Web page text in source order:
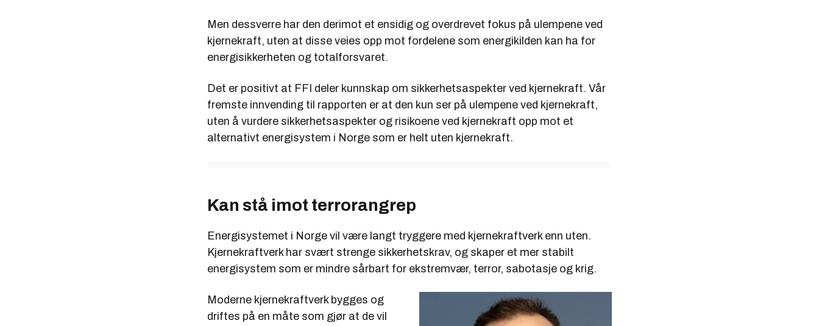
Men dessverre har den derimot et ensidig og overdrevet fokus på ulempene ved
kjernekraft, uten at disse veies opp mot fordelene som energikilden kan ha for
energisikkerheten og totalforsvaret.
Det er positivt at FFI deler kunnskap om sikkerhetsaspekter ved kjernekraft. Vår
fremste innvending til rapporten er at den kun ser på ulempene ved kjernekraft,
uten å vurdere sikkerhetsaspekter og risikoene ved kjernekraft opp mot et
alternativt energisystem i Norge som er helt uten kjernekraft.
Kan stå imot terrorangrep
Energisystemet i Norge vil være langt tryggere med kjernekraftverk enn uten.
Kjernekraftverk har svært strenge sikkerhetskrav, og skaper et mer stabilt
energisystem som er mindre sårbart for ekstremvær, terror, sabotasje og krig.
Moderne kjernekraftverk bygges og
driftes på en måte som gjør at de vil